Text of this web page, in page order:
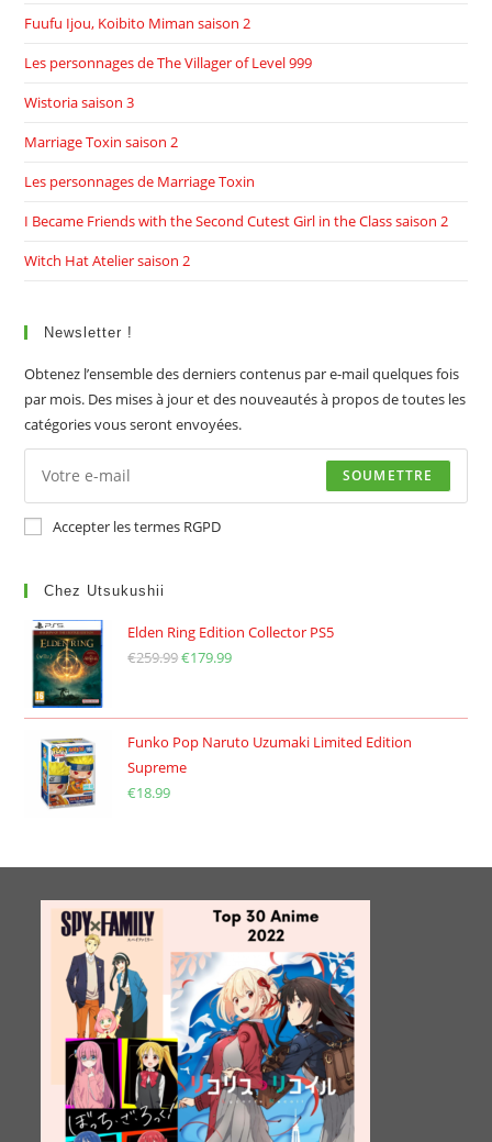
Fuufu Ijou, Koibito Miman saison 2
Les personnages de The Villager of Level 999
Wistoria saison 3
Marriage Toxin saison 2
Les personnages de Marriage Toxin
I Became Friends with the Second Cutest Girl in the Class saison 2
Witch Hat Atelier saison 2
Newsletter !
Obtenez l’ensemble des derniers contenus par e-mail quelques fois
par mois. Des mises à jour et des nouveautés à propos de toutes les
catégories vous seront envoyées.
SOUMETTRE
Accepter les termes RGPD
Chez Utsukushii
Elden Ring Edition Collector PS5
€259.99Le
était :
€259.99.
€179.99Le
est :
Funko Pop Naruto Uzumaki Limited Edition
Supreme
€18.99